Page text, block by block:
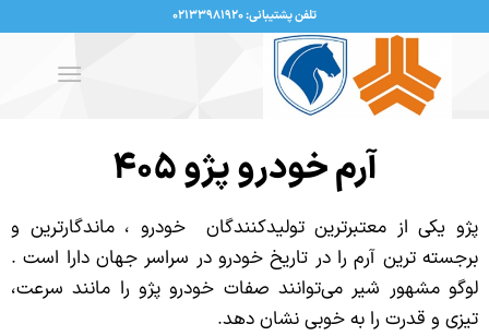
تلفن پشتیبانی: ۰۲۱۳۳۹۸۱۹۲۰
آرم خودرو پژو ۴۰۵
پژو یکی از معتبرترین تولیدکنندگان خودرو ، ماندگارترین و
برجسته ترین آرم را در تاریخ خودرو در سراسر جهان دارا است .
لوگو مشهور شیر می‌توانند صفات خودرو پژو را مانند سرعت،
تیزی و قدرت را به خوبی نشان دهد.